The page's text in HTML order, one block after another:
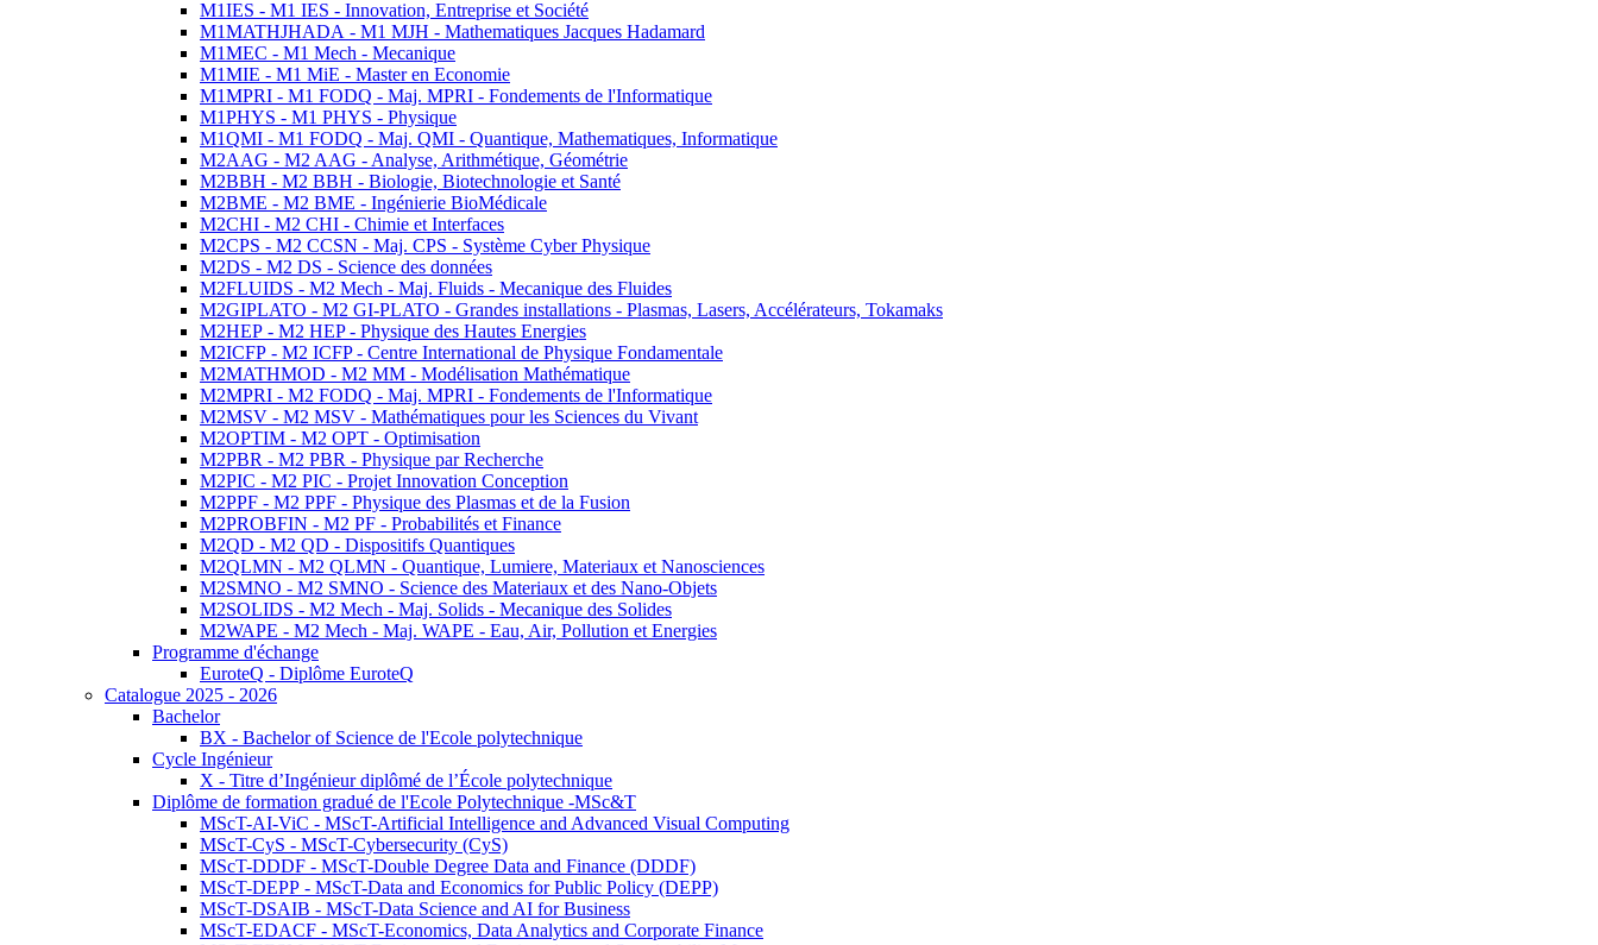
M1IES - M1 IES - Innovation, Entreprise et Société
M1MATHJHADA - M1 MJH - Mathematiques Jacques Hadamard
M1MEC - M1 Mech - Mecanique
M1MIE - M1 MiE - Master en Economie
M1MPRI - M1 FODQ - Maj. MPRI - Fondements de l'Informatique
M1PHYS - M1 PHYS - Physique
M1QMI - M1 FODQ - Maj. QMI - Quantique, Mathematiques, Informatique
M2AAG - M2 AAG - Analyse, Arithmétique, Géométrie
M2BBH - M2 BBH - Biologie, Biotechnologie et Santé
M2BME - M2 BME - Ingénierie BioMédicale
M2CHI - M2 CHI - Chimie et Interfaces
M2CPS - M2 CCSN - Maj. CPS - Système Cyber Physique
M2DS - M2 DS - Science des données
M2FLUIDS - M2 Mech - Maj. Fluids - Mecanique des Fluides
M2GIPLATO - M2 GI-PLATO - Grandes installations - Plasmas, Lasers, Accélérateurs, Tokamaks
M2HEP - M2 HEP - Physique des Hautes Energies
M2ICFP - M2 ICFP - Centre International de Physique Fondamentale
M2MATHMOD - M2 MM - Modélisation Mathématique
M2MPRI - M2 FODQ - Maj. MPRI - Fondements de l'Informatique
M2MSV - M2 MSV - Mathématiques pour les Sciences du Vivant
M2OPTIM - M2 OPT - Optimisation
M2PBR - M2 PBR - Physique par Recherche
M2PIC - M2 PIC - Projet Innovation Conception
M2PPF - M2 PPF - Physique des Plasmas et de la Fusion
M2PROBFIN - M2 PF - Probabilités et Finance
M2QD - M2 QD - Dispositifs Quantiques
M2QLMN - M2 QLMN - Quantique, Lumiere, Materiaux et Nanosciences
M2SMNO - M2 SMNO - Science des Materiaux et des Nano-Objets
M2SOLIDS - M2 Mech - Maj. Solids - Mecanique des Solides
M2WAPE - M2 Mech - Maj. WAPE - Eau, Air, Pollution et Energies
Programme d'échange
EuroteQ - Diplôme EuroteQ
Catalogue 2025 - 2026
Bachelor
BX - Bachelor of Science de l'Ecole polytechnique
Cycle Ingénieur
X - Titre d’Ingénieur diplômé de l’École polytechnique
Diplôme de formation gradué de l'Ecole Polytechnique -MSc&T
MScT-AI-ViC - MScT-Artificial Intelligence and Advanced Visual Computing
MScT-CyS - MScT-Cybersecurity (CyS)
MScT-DDDF - MScT-Double Degree Data and Finance (DDDF)
MScT-DEPP - MScT-Data and Economics for Public Policy (DEPP)
MScT-DSAIB - MScT-Data Science and AI for Business
MScT-EDACF - MScT-Economics, Data Analytics and Corporate Finance